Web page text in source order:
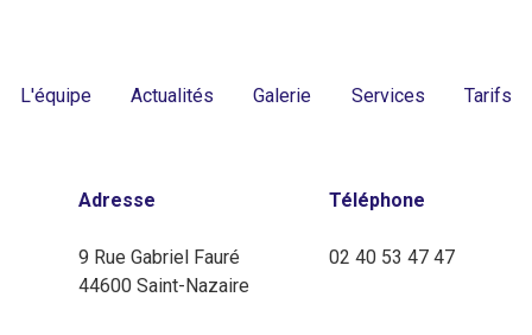
L'équipe Actualités Galerie Services Tarifs
Adresse
9 Rue Gabriel Fauré
44600 Saint-Nazaire
Téléphone
02 40 53 47 47